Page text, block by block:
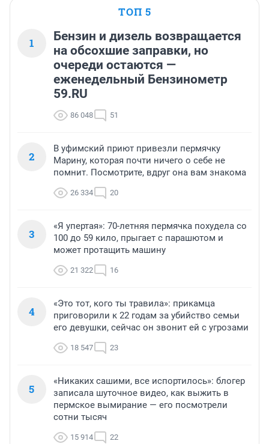
ТОП 5
1
Бензин и дизель возвращается
на обсохшие заправки, но
очереди остаются —
еженедельный Бензинометр
59.RU
86 048 51
2
В уфимский приют привезли пермячку
Марину, которая почти ничего о себе не
помнит. Посмотрите, вдруг она вам знакома
26 334 20
3
«Я упертая»: 70-летняя пермячка похудела со
100 до 59 кило, прыгает с парашютом и
может протащить машину
21 322 16
4
«Это тот, кого ты травила»: прикамца
приговорили к 22 годам за убийство семьи
его девушки, сейчас он звонит ей с угрозами
18 547 23
5
«Никаких сашими, все испортилось»: блогер
записала шуточное видео, как выжить в
пермское вымирание — его посмотрели
сотни тысяч
15 914 22